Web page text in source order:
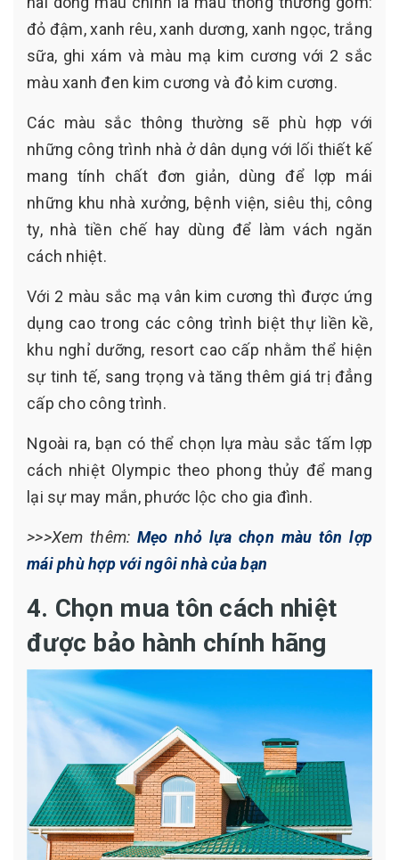
đỏ đậm, xanh rêu, xanh dương, xanh ngọc, trắng
sữa, ghi xám và màu mạ kim cương với 2 sắc
màu xanh đen kim cương và đỏ kim cương.
Các màu sắc thông thường sẽ phù hợp với
những công trình nhà ở dân dụng với lối thiết kế
mang tính chất đơn giản, dùng để lợp mái
những khu nhà xưởng, bệnh viện, siêu thị, công
ty, nhà tiền chế hay dùng để làm vách ngăn
cách nhiệt.
Với 2 màu sắc mạ vân kim cương thì được ứng
dụng cao trong các công trình biệt thự liền kề,
khu nghỉ dưỡng, resort cao cấp nhằm thể hiện
sự tinh tế, sang trọng và tăng thêm giá trị đẳng
cấp cho công trình.
Ngoài ra, bạn có thể chọn lựa màu sắc tấm lợp
cách nhiệt Olympic theo phong thủy để mang
lại sự may mắn, phước lộc cho gia đình.
>>>Xem thêm: Mẹo nhỏ lựa chọn màu tôn lợp
mái phù hợp với ngôi nhà của bạn
4. Chọn mua tôn cách nhiệt
được bảo hành chính hãng